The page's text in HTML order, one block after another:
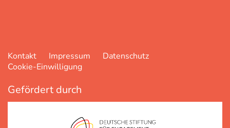
Kontakt Impressum
Datenschutz
Cookie-Einwilligung
Gefördert durch